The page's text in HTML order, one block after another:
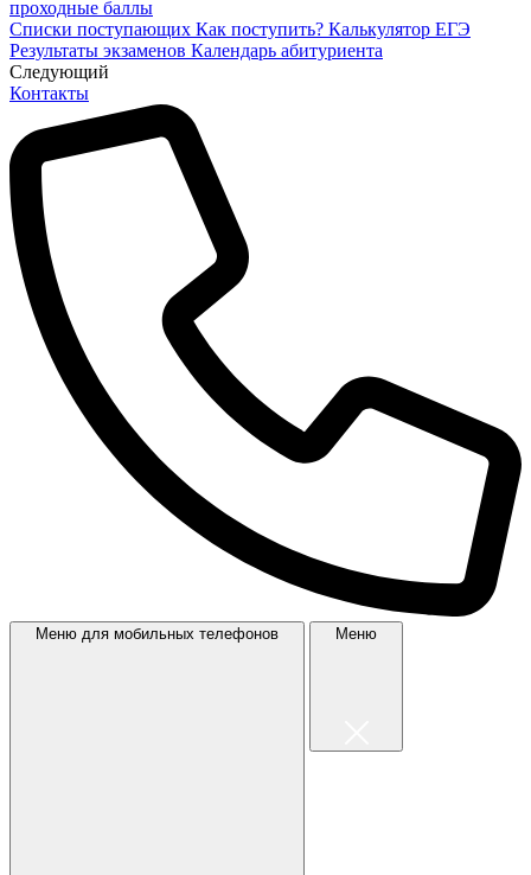
проходные баллы
Списки поступающих Как поступить? Калькулятор ЕГЭ
Результаты экзаменов Календарь абитуриента
Cледующий
Контакты
Меню для мобильных телефонов Меню